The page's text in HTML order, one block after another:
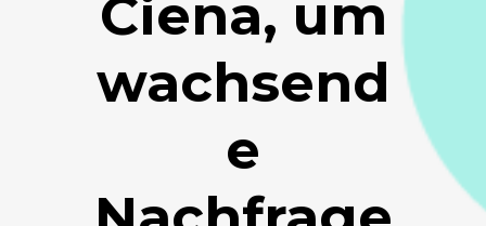
Ciena, um
wachsend
e